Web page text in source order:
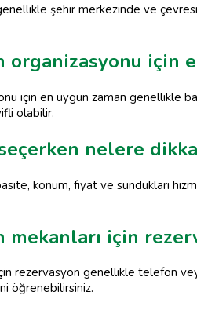
şehir merkezinde ve
organizasyonu için
için en uygun zaman genellikle
olabilir.
nelere
konum, fiyat ve sundukları
için
rezervasyon genellikle telefon
öğrenebilirsiniz.